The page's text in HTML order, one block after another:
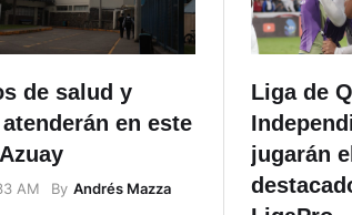
de salud y
en este
AM By Andrés Mazza
Liga de
jugarán